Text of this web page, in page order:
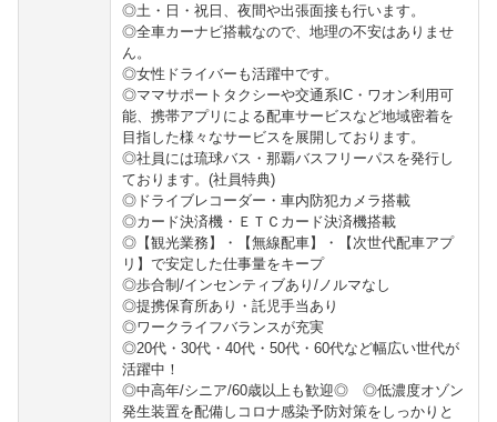
◎土・日・祝日、夜間や出張面接も行います。
◎全車カーナビ搭載なので、地理の不安はありませ
ん。
◎女性ドライバーも活躍中です。
◎ママサポートタクシーや交通系IC・ワオン利用可
能、携帯アプリによる配車サービスなど地域密着を
目指した様々なサービスを展開しております。
◎社員には琉球バス・那覇バスフリーパスを発行し
ております。(社員特典)
◎ドライブレコーダー・車内防犯カメラ搭載
◎カード決済機・ＥＴＣカード決済機搭載
◎【観光業務】・【無線配車】・【次世代配車アプ
リ】で安定した仕事量をキープ
◎歩合制/インセンティブあり/ノルマなし
◎提携保育所あり・託児手当あり
◎ワークライフバランスが充実
◎20代・30代・40代・50代・60代など幅広い世代が
活躍中！
◎中高年/シニア/60歳以上も歓迎◎ ◎低濃度オゾン
発生装置を配備しコロナ感染予防対策をしっかりと